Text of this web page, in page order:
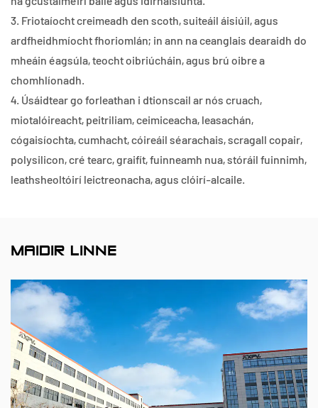
3. Friotaíocht creimeadh den scoth, suiteáil áisiúil, agus
ardfheidhmíocht fhoriomlán; in ann na ceanglais dearaidh do
mheáin éagsúla, teocht oibriúcháin, agus brú oibre a
chomhlíonadh.
4. Úsáidtear go forleathan i dtionscail ar nós cruach,
miotalóireacht, peitriliam, ceimiceacha, leasachán,
cógaisíochta, cumhacht, cóireáil séarachais, scragall copair,
polysilicon, cré tearc, graifít, fuinneamh nua, stóráil fuinnimh,
leathsheoltóirí leictreonacha, agus clóirí-alcaile.
MAIDIR LINNE